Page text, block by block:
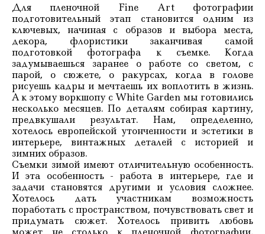
Для пленочной Fine Art фотографии
подготовительный этап становится одним из
ключевых, начиная с образов и выбора места,
декора, флористики заканчивая самой
подготовкой фотографа к съемке. Когда
задумываешься заранее о работе со светом, с
парой, о сюжете, о ракурсах, когда в голове
рисуешь кадры и мечтаешь их воплотить в жизнь.
А к этому воркшопу с White Garden мы готовились
несколько месяцев. По деталям собирая картину,
предвкушали результат. Нам, определенно,
хотелось европейской утонченности и эстетики в
интерьере, винтажных деталей с историей и
зимних образов.
Съемки зимой имеют отличительную особенность.
И эта особенность - работа в интерьере, где и
задачи становятся другими и условия сложнее.
Хотелось дать участникам возможность
поработать с пространством, почувствовать свет и
придумать сюжет. Хотелось привить любовь